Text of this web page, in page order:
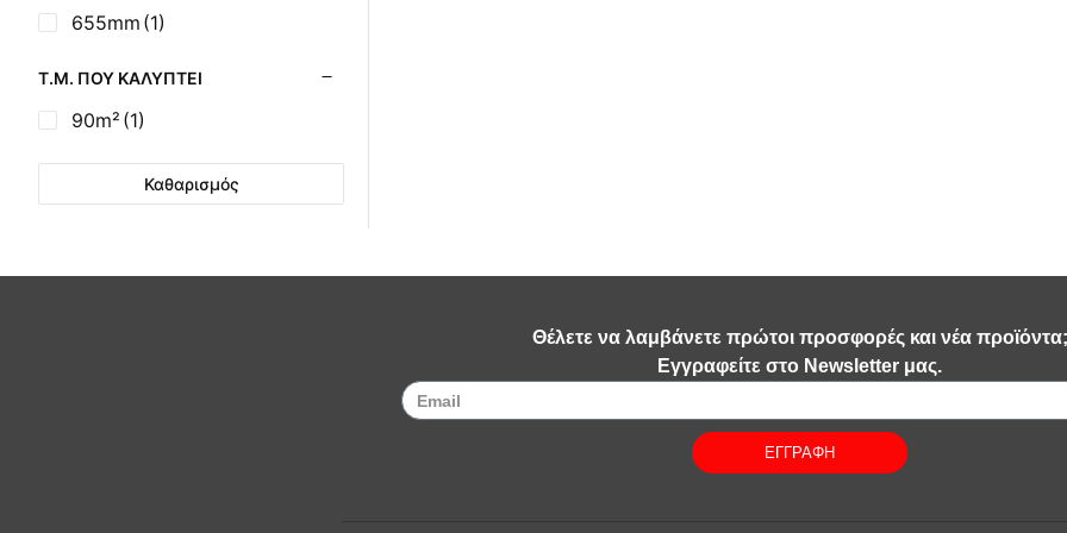
Σούβλες - Εργαλεία
Σχάρες Ψησίματος
Εξαρτήματα Σόμπας
Τζάκια - Εστίες
Τζακόσομπες
655mm (1)
Τ.Μ. ΠΟΥ ΚΑΛΎΠΤΕΙ
90m² (1)
Καθαρισμός
Θέλετε να λαμβάνετε πρώτοι προσφορές και νέα προϊόντα;
Εγγραφείτε στο Newsletter μας.
ΕΓΓΡΑΦΗ